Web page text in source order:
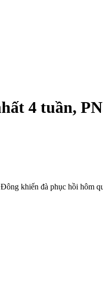
4 tuần,
khiến đà phục hồi hôm